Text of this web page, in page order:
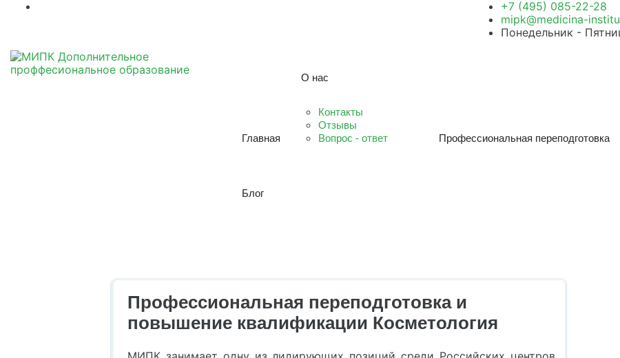
+7 (495) 085-22-28
mipk@medicina-
Понедельник -
Главная
О нас
Контакты
Отзывы
Вопрос - ответ
Профессиональная переподготовка
Блог
Профессиональная переподготовка и
повышение квалификации Косметология